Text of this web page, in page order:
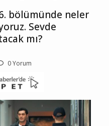
bölümünde neler
Sevde
mı?
0 Yorum